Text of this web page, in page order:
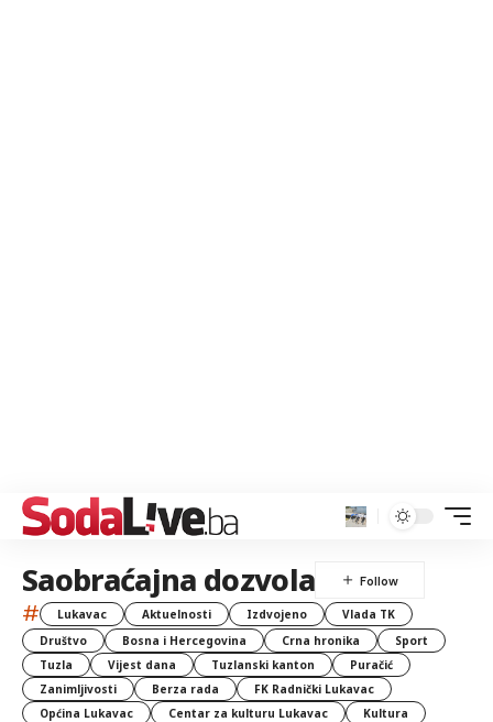
Saobraćajna dozvola
# Lukavac Aktuelnosti Izdvojeno
Vlada TK
Društvo
Bosna i Hercegovina Crna hronika
Sport
Tuzla
Vijest dana Tuzlanski kanton
Puračić
Zanimljivosti
Berza rada
FK Radnički Lukavac
Općina Lukavac
Centar za kulturu Lukavac
Kultura